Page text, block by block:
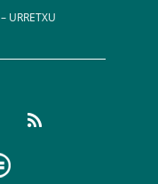
URRETXU